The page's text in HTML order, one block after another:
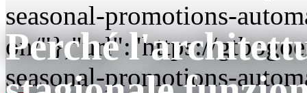
seasonal-promotions-
on/"},"url":"https://
seasonal-promotions-
Perché